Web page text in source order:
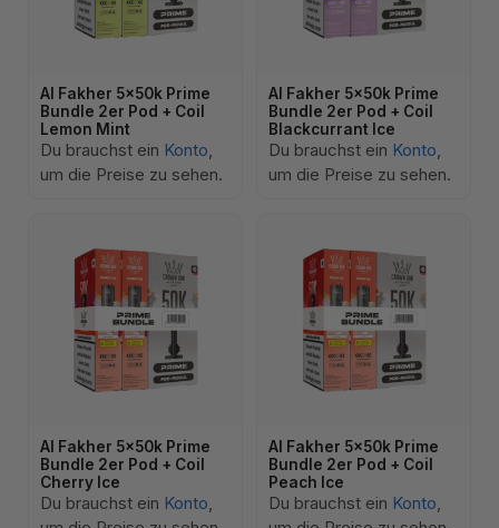
Al Fakher 5x50k Prime
Bundle 2er Pod + Coil
Lemon Mint
Du brauchst ein Konto,
um die Preise zu sehen.
Al Fakher 5x50k Prime
Bundle 2er Pod + Coil
Blackcurrant Ice
Du brauchst ein Konto,
um die Preise zu sehen.
Al Fakher 5x50k Prime
Bundle 2er Pod + Coil
Cherry Ice
Du brauchst ein Konto,
Al Fakher 5x50k Prime
Bundle 2er Pod + Coil
Peach Ice
Du brauchst ein Konto,